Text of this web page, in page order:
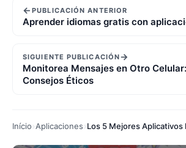
←PUBLICACIÓN ANTERIOR
Aprender idiomas gratis con
SIGUIENTE PUBLICACIÓN→
Monitorea Mensajes en Otro
Consejos Éticos
Início Aplicaciones